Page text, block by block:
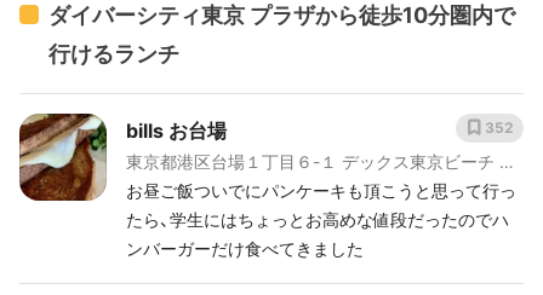
MAP|https://haveagood.holiday/articles/1007]
[keyword_link:味処 いちむ
ー|https://haveagood.holiday/articles/977]
[keyword_link:豊洲市場 日曜
日|https://haveagood.holiday/articles/977]
[keyword_link:おすすめ朝ごはん11
選|https://haveagood.holiday/articles/999]
[keyword_link:おすすめ海鮮丼8
Planets TOKYOのおすすめ動画
[youtube:id:1dRYBADFu-A]
ダイバーシティ東京 プラザから徒歩10分圏内で
行けるランチ
bills お台場
東京都港区台場１丁目６-１ デックス東京ビーチ シ
ーサイドモール 3F
お昼ご飯ついでにパンケーキも頂こうと思って行っ
たら、学生にはちょっとお高めな値段だったのでハ
ンバーガーだけ食べてきました
352